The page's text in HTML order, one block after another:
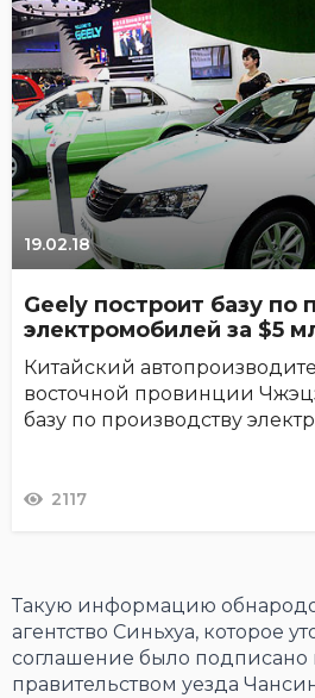
19.02.18
Geely построит базу по
электромобилей за $5
Китайский
восточной провинции
базу по производству
2117
Такую информацию
агентство Синьхуа, которое
соглашение было
правительством уезда